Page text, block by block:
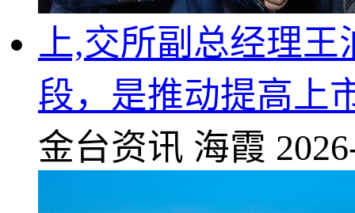
上,交所副总经理
段，是推动提高上
金台资讯 海霞